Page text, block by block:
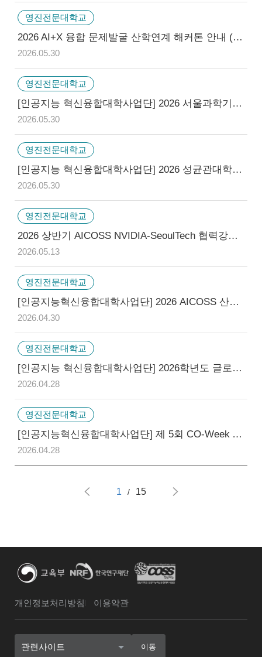
영진전문대학교
2026 AI+X 융합 문제발굴 산학연계 해커톤 안내 (~06/11 / 전남대학교)
2026.05.30
영진전문대학교
[인공지능 혁신융합대학사업단] 2026 서울과학기술대학교 학점 교류 안내 (하계 계절학기) (~6/10)
2026.05.30
영진전문대학교
[인공지능 혁신융합대학사업단] 2026 성균관대학교 학점 교류 안내 (하계 계절학기) (~5/18)
2026.05.30
영진전문대학교
2026 상반기 AICOSS NVIDIA-SeoulTech 협력강좌 참가학생 모집(서울과기대)
2026.05.13
영진전문대학교
[인공지능혁신융합대학사업단] 2026 AICOSS 산학협력 실습 중심 딥러닝 여름 부트캠프 & 경진대회 안내
2026.04.30
영진전문대학교
[인공지능 혁신융합대학사업단] 2026학년도 글로벌 AI 인재양성 해외연수(말레이시아) 참가자 모집 (~05/01)
2026.04.28
영진전문대학교
[인공지능혁신융합대학사업단] 제 5회 CO-Week Academy 참가 신청 안내 (~05/04 14:00)
2026.04.28
1 / 15
개인정보처리방침 이용약관
관련사이트 이동